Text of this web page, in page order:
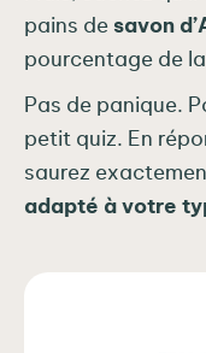
pains de savon
pourcentage de
Pas de panique.
petit quiz. En
saurez
adapté à votre